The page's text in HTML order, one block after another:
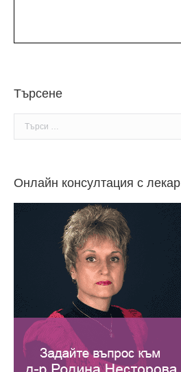
Търсене
Search:
Онлайн консултация с лекар